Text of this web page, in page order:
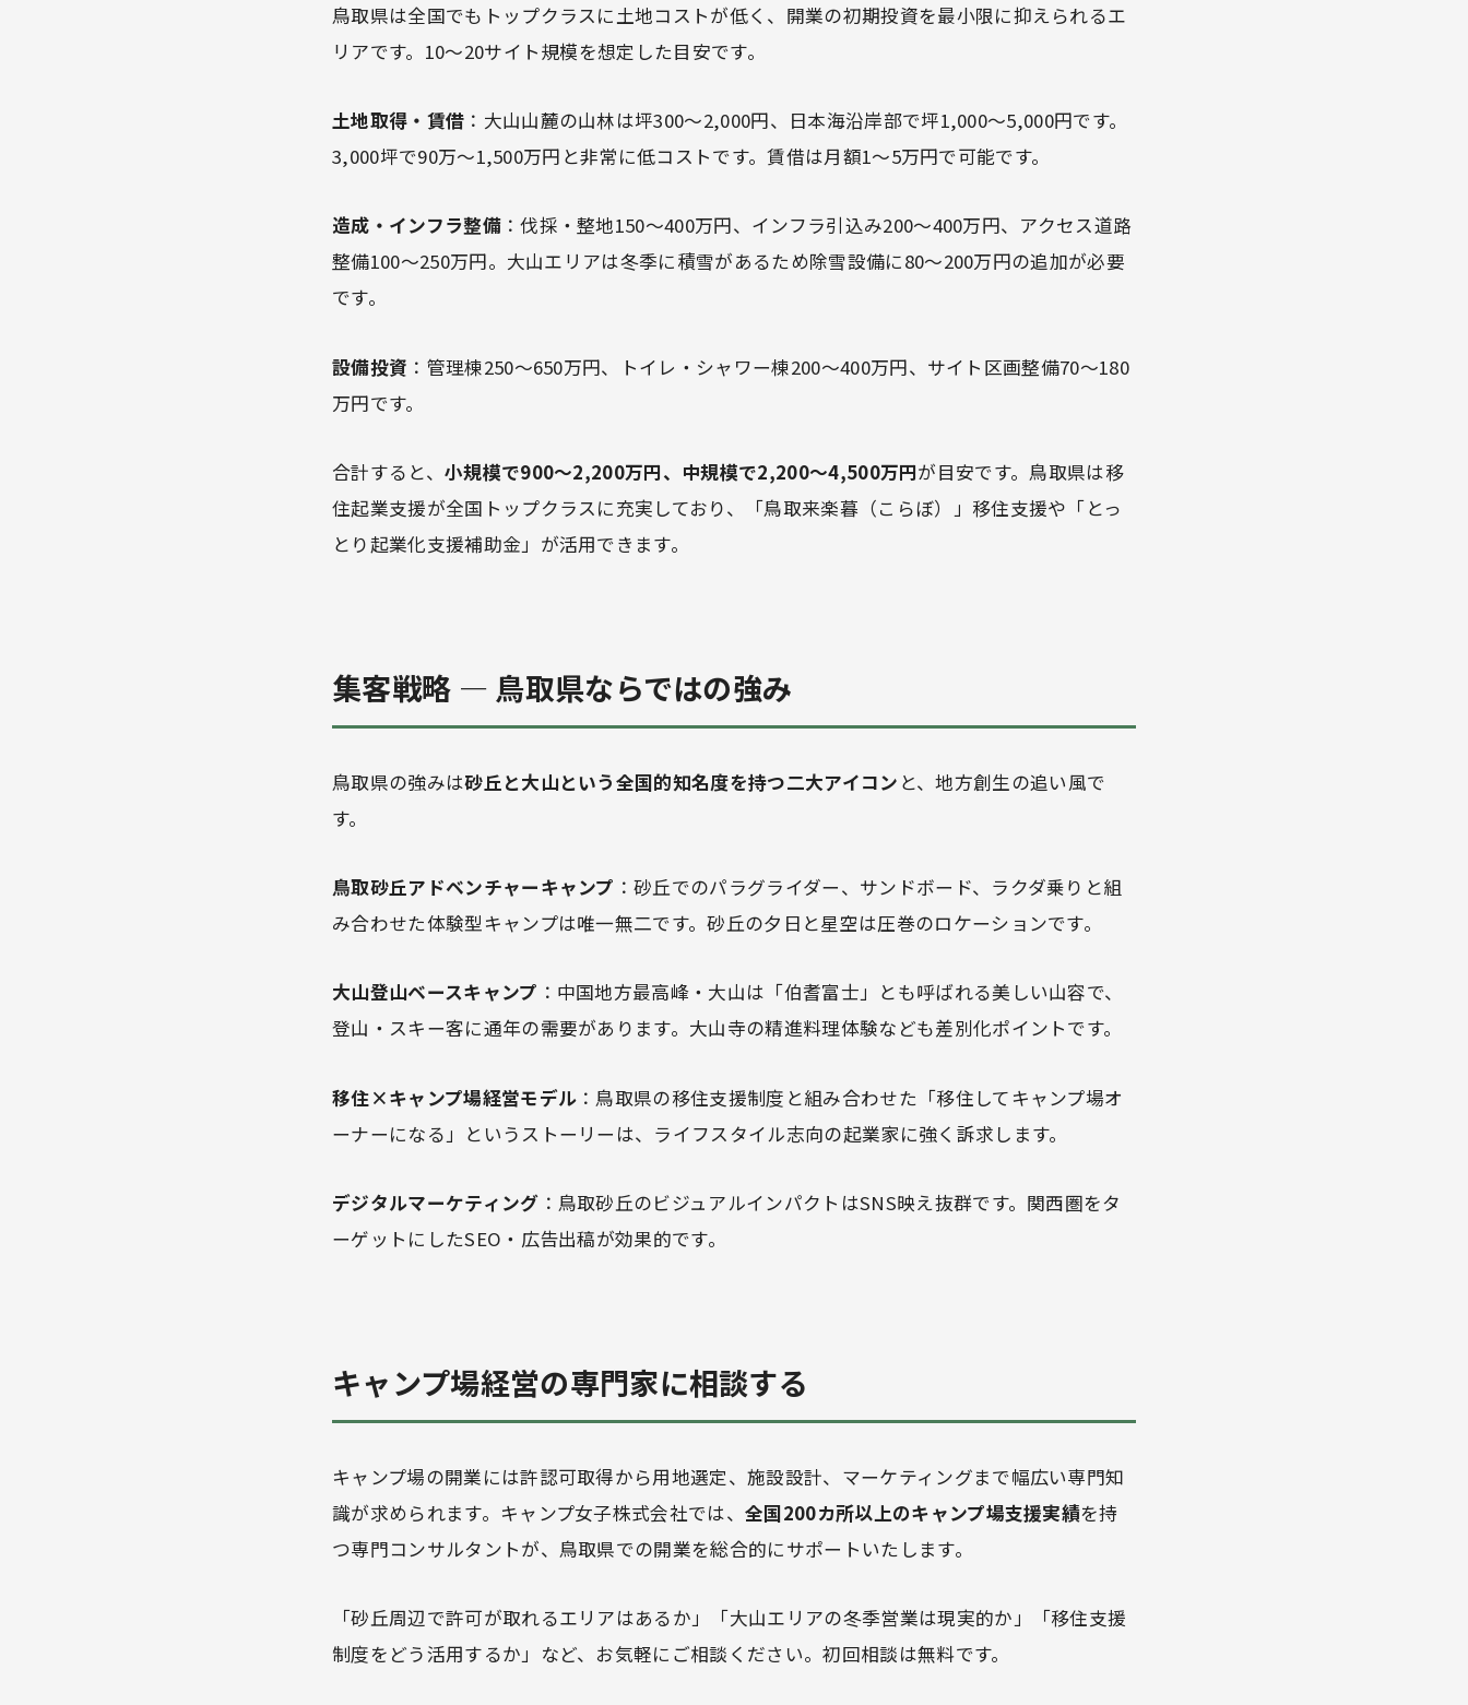
鳥取県は全国でもトップクラスに土地コストが低く、開業の初期投資を最小限に抑えられるエ
リアです。10〜20サイト規模を想定した目安です。
土地取得・賃借 ：大山山麓の山林は坪300〜2,000円、日本海沿岸部で坪1,000〜5,000円です。
3,000坪で90万〜1,500万円と非常に低コストです。賃借は月額1〜5万円で可能です。
造成・インフラ整備：伐採・整地150〜400万円、インフラ引込み200〜400万円、アクセス道路
整備100〜250万円。大山エリアは冬季に積雪があるため除雪設備に80〜200万円の追加が必要
です。
設備投資 ：管理棟250〜650万円、トイレ・シャワー棟200〜400万円、サイト区画整備70〜180
万円です。
合計すると、 小規模で900〜2,200万円、中規模で2,200〜4,500万円が目安です。鳥取県は移
住起業支援が全国トップクラスに充実しており、「鳥取来楽暮（こらぼ）」移住支援や「とっ
とり起業化支援補助金」が活用できます。
集客戦略 — 鳥取県ならではの強み
鳥取県の強みは砂丘と大山という全国的知名度を持つ二大アイコン と、地方創生の追い風で
す。
鳥取砂丘アドベンチャーキャンプ ：砂丘でのパラグライダー、サンドボード、ラクダ乗りと組
み合わせた体験型キャンプは唯一無二です。砂丘の夕日と星空は圧巻のロケーションです。
大山登山ベースキャンプ ：中国地方最高峰・大山は「伯耆富士」とも呼ばれる美しい山容で、
登山・スキー客に通年の需要があります。大山寺の精進料理体験なども差別化ポイントです。
移住×キャンプ場経営モデル ：鳥取県の移住支援制度と組み合わせた「移住してキャンプ場オ
ーナーになる」というストーリーは、ライフスタイル志向の起業家に強く訴求します。
デジタルマーケティング ：鳥取砂丘のビジュアルインパクトはSNS映え抜群です。関西圏をタ
ーゲットにしたSEO・広告出稿が効果的です。
キャンプ場経営の専門家に相談する
キャンプ場の開業には許認可取得から用地選定、施設設計、マーケティングまで幅広い専門知
識が求められます。キャンプ女子株式会社では、全国200カ所以上のキャンプ場支援実績を持
つ専門コンサルタントが、鳥取県での開業を総合的にサポートいたします。
「砂丘周辺で許可が取れるエリアはあるか」「大山エリアの冬季営業は現実的か」「移住支援
制度をどう活用するか」など、お気軽にご相談ください。初回相談は無料です。